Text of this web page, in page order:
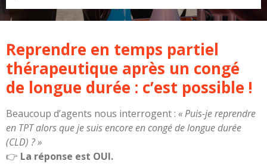
Reprendre en temps partiel
thérapeutique après un congé
de longue durée : c’est possible !
Beaucoup d’agents nous interrogent : « Puis-je reprendre
en TPT alors que je suis encore en congé de longue durée
(CLD) ? »
👉 La réponse est OUI.